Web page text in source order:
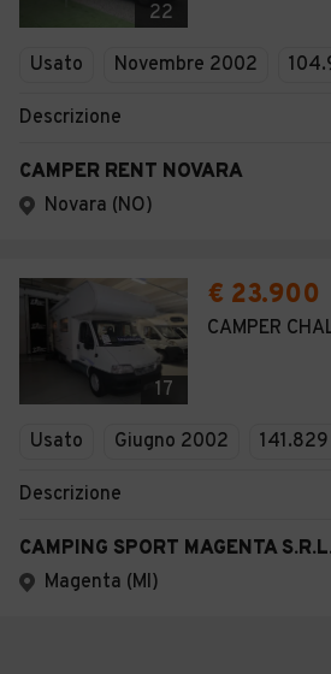
Veicoli Commerciali
22
Usato Novembre 2002
Descrizione
CAMPER RENT NOVARA
Novara (NO)
17
€ 23.900
CAMPER
Usato Giugno 2002
Descrizione
CAMPING SPORT MAGENTA S.R.L.
Magenta (MI)